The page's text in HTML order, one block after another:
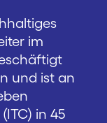
im
und ist an
in 45